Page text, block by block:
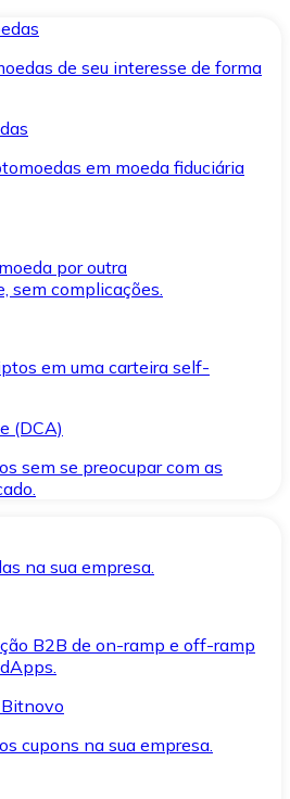
de seu interesse de forma
em moeda fiduciária
por outra
sem complicações.
em uma carteira self-
(DCA)
sem se preocupar com as
na sua empresa.
B2B de on-ramp e off-ramp
cupons na sua empresa.